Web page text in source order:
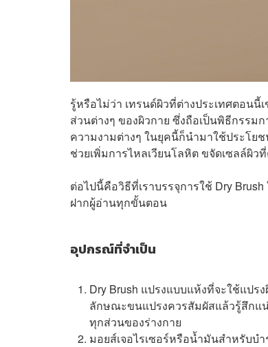
รู้หรือไม่ว่า เทรนด์ผิวที่ต่างประเทศตอนนี้
ส่วนต่างๆ ของผิวกาย ซึ่งถือเป็นพิธีกรร
ความงามต่างๆ ในยุคนี้ก็นำมาใช้ประโย
ช่วยเพิ่มการไหลเวียนโลหิต ขจัดเซลล์ผิว
ต่อไปนี้คือวิธีที่เราบรรจุการใช้ Dry
ฝากผู้อ่านทุกขั้นตอน
อุปกรณ์ที่จำเป็น
Dry Brush แปรงแบบแห้งที่จะใช้แป
ลักษณะขนแปรงควรสัมผัสแล้วรู้สึกแ
ทุกส่วนของร่างกาย
มอยส์เจอไรเซอร์หรือน้ำมันสำหรับบ